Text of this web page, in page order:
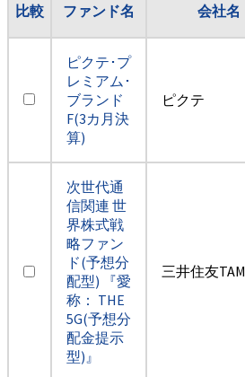
比較 ファンド名 会社名
ピクテ･プ
レミアム･
ブランド
F(3カ月決
算)
ピクテ
次世代通
信関連 世
界株式戦
略ファン
ド(予想分
配型) 『愛
称： THE
5G(予想分
配金提示
型)』
三井住友TAM